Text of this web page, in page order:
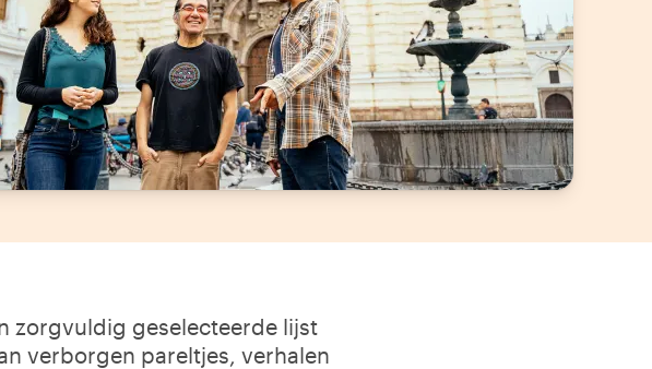
zorgvuldig geselecteerde lijst
verborgen pareltjes, verhalen